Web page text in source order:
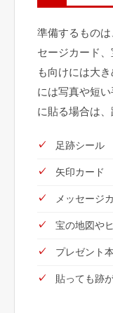
準備するもの
セージカード
も向けには大
には写真や短
に貼る場合は、
足跡シール
矢印カード
メッセージ
宝の地図や
プレゼント
貼っても跡